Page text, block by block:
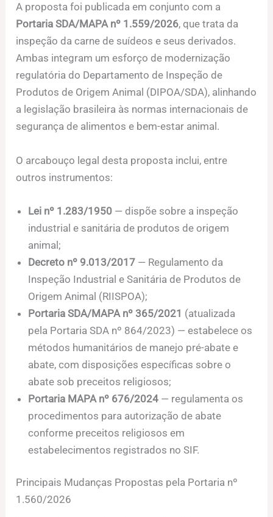
A proposta foi publicada em conjunto com a
Portaria SDA/MAPA nº 1.559/2026, que trata da
inspeção da carne de suídeos e seus derivados.
Ambas integram um esforço de modernização
regulatória do Departamento de Inspeção de
Produtos de Origem Animal (DIPOA/SDA), alinhando
a legislação brasileira às normas internacionais de
segurança de alimentos e bem-estar animal.
O arcabouço legal desta proposta inclui, entre
outros instrumentos:
Lei nº 1.283/1950 — dispõe sobre a inspeção
industrial e sanitária de produtos de origem
animal;
Decreto nº 9.013/2017 — Regulamento da
Inspeção Industrial e Sanitária de Produtos de
Origem Animal (RIISPOA);
Portaria SDA/MAPA nº 365/2021 (atualizada
pela Portaria SDA nº 864/2023) — estabelece os
métodos humanitários de manejo pré-abate e
abate, com disposições específicas sobre o
abate sob preceitos religiosos;
Portaria MAPA nº 676/2024 — regulamenta os
procedimentos para autorização de abate
conforme preceitos religiosos em
estabelecimentos registrados no SIF.
Principais Mudanças Propostas pela Portaria nº
1.560/2026